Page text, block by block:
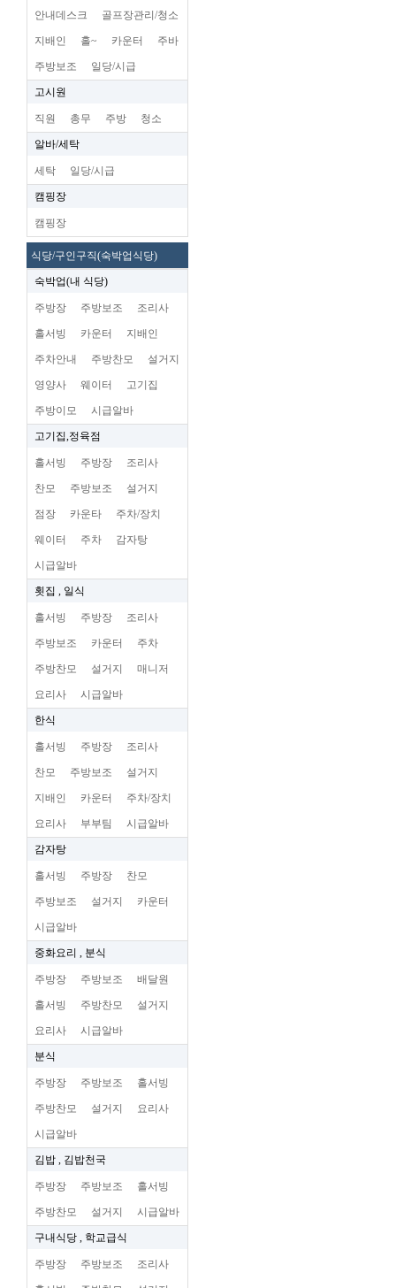
안내데스크 골프장관리/청소
지배인 홀~ 카운터 주바
주방보조 일당/시급
고시원
직원 총무 주방 청소
알바/세탁
세탁 일당/시급
캠핑장
캠핑장
식당/구인구직(숙박업식당)
숙박업(내 식당)
주방장 주방보조 조리사
홀서빙 카운터 지배인
주차안내 주방찬모 설거지
영양사 웨이터 고기집
주방이모 시급알바
고기집,정육점
홀서빙 주방장 조리사
찬모 주방보조 설거지
점장 카운타 주차/장치
웨이터 주차 감자탕
시급알바
횟집 , 일식
홀서빙 주방장 조리사
주방보조 카운터 주차
주방찬모 설거지 매니저
요리사 시급알바
한식
홀서빙 주방장 조리사
찬모 주방보조 설거지
지배인 카운터 주차/장치
요리사 부부팀 시급알바
감자탕
홀서빙 주방장 찬모
주방보조 설거지 카운터
시급알바
중화요리 , 분식
주방장 주방보조 배달원
홀서빙 주방찬모 설거지
요리사 시급알바
분식
주방장 주방보조 홀서빙
주방찬모 설거지 요리사
시급알바
김밥 , 김밥천국
주방장 주방보조 홀서빙
주방찬모 설거지 시급알바
구내식당 , 학교급식
주방장 주방보조 조리사